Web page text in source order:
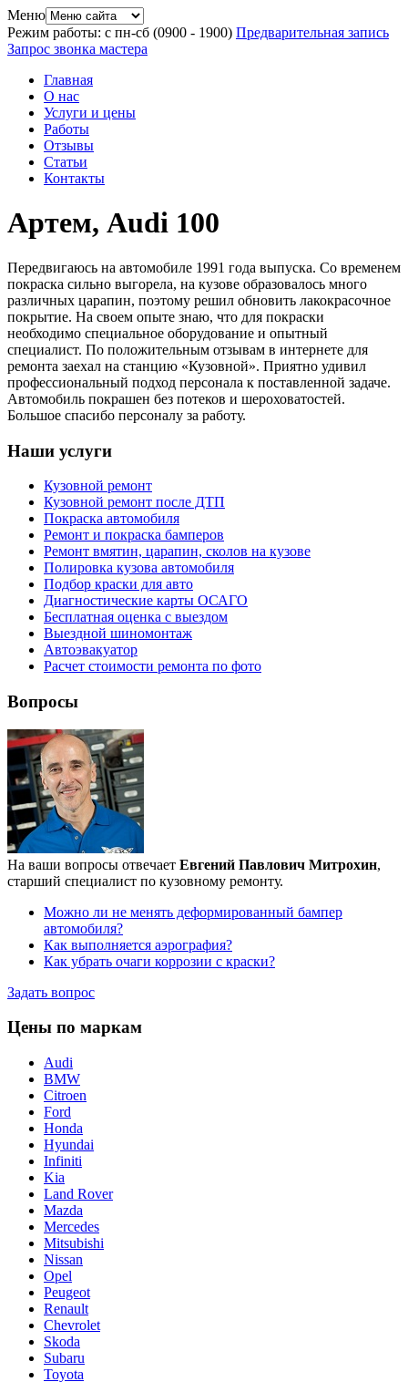
Меню
Режим работы: с пн-сб (0900 - 1900) Предварительная запись
Запрос звонка мастера
Главная
О нас
Услуги и цены
Работы
Отзывы
Статьи
Контакты
Артем, Audi 100
Передвигаюсь на автомобиле 1991 года выпуска. Со временем
покраска сильно выгорела, на кузове образовалось много
различных царапин, поэтому решил обновить лакокрасочное
покрытие. На своем опыте знаю, что для покраски
необходимо специальное оборудование и опытный
специалист. По положительным отзывам в интернете для
ремонта заехал на станцию «Кузовной». Приятно удивил
профессиональный подход персонала к поставленной задаче.
Автомобиль покрашен без потеков и шероховатостей.
Большое спасибо персоналу за работу.
Наши услуги
Кузовной ремонт
Кузовной ремонт после ДТП
Покраска автомобиля
Ремонт и покраска бамперов
Ремонт вмятин, царапин, сколов на кузове
Полировка кузова автомобиля
Подбор краски для авто
Диагностические карты ОСАГО
Бесплатная оценка с выездом
Выездной шиномонтаж
Автоэвакуатор
Расчет стоимости ремонта по фото
Вопросы
На ваши вопросы отвечает Евгений Павлович Митрохин,
старший специалист по кузовному ремонту.
Можно ли не менять деформированный бампер
автомобиля?
Как выполняется аэрография?
Как убрать очаги коррозии с краски?
Задать вопрос
Цены по маркам
Audi
BMW
Citroen
Ford
Honda
Hyundai
Infiniti
Kia
Land Rover
Mazda
Merсedes
Mitsubishi
Nissan
Opel
Peugeot
Renault
Chevrolet
Skoda
Subaru
Toyota